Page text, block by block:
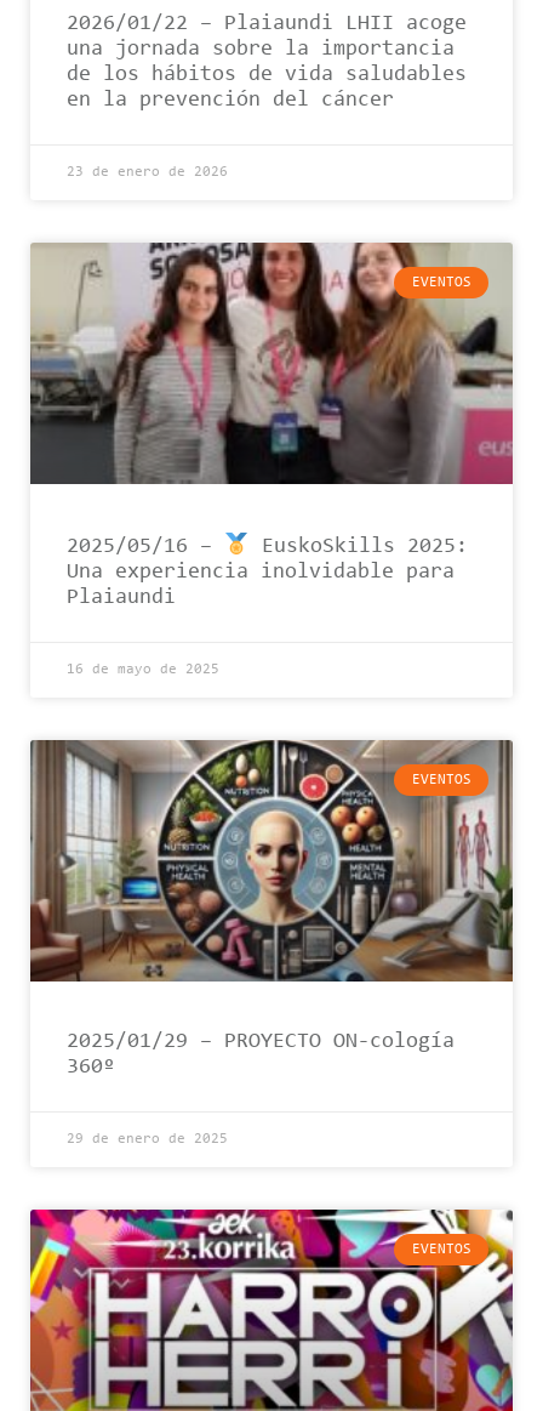
2026/01/22 – Plaiaundi LHII acoge
una jornada sobre la importancia
de los hábitos de vida saludables
en la prevención del cáncer
23 de enero de 2026
EVENTOS
2025/05/16 –
EuskoSkills 2025:
Una experiencia inolvidable para
Plaiaundi
16 de mayo de 2025
EVENTOS
2025/01/29 – PROYECTO ON-cología
360º
29 de enero de 2025
EVENTOS